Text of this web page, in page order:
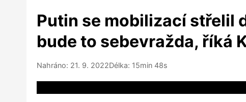
Putin se mobilizací střelil
bude to sebevražda, říká
Nahráno: 21. 9. 2022Délka: 15min 48s